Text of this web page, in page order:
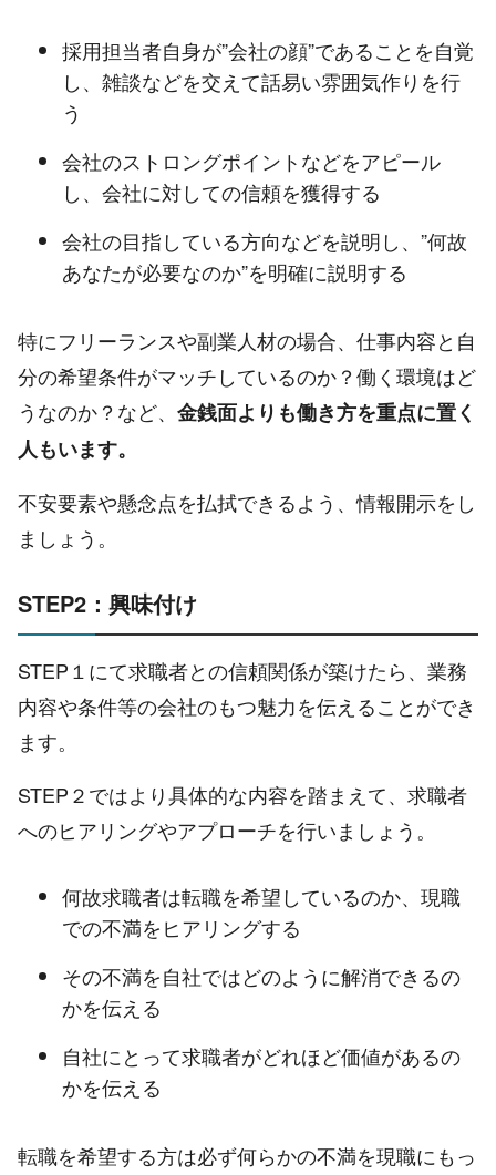
採用担当者自身が”会社の顔”であることを自覚
し、雑談などを交えて話易い雰囲気作りを行
う
会社のストロングポイントなどをアピール
し、会社に対しての信頼を獲得する
会社の目指している方向などを説明し、”何故
あなたが必要なのか”を明確に説明する
特にフリーランスや副業人材の場合、仕事内容と自
分の希望条件がマッチしているのか？働く環境はど
うなのか？など、 金銭面よりも働き方を重点に置く
人もいます。
不安要素や懸念点を払拭できるよう、情報開示をし
ましょう。
STEP2：興味付け
STEP１にて求職者との信頼関係が築けたら、業務
内容や条件等の会社のもつ魅力を伝えることができ
ます。
STEP２ではより具体的な内容を踏まえて、求職者
へのヒアリングやアプローチを行いましょう。
何故求職者は転職を希望しているのか、現職
での不満をヒアリングする
その不満を自社ではどのように解消できるの
かを伝える
自社にとって求職者がどれほど価値があるの
かを伝える
転職を希望する方は必ず何らかの不満を現職にもっ